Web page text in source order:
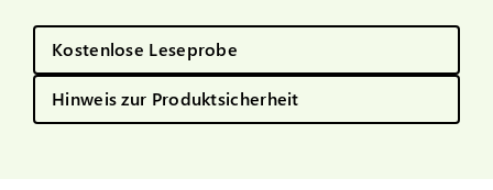
Kostenlose Leseprobe
Hinweis zur Produktsicherheit